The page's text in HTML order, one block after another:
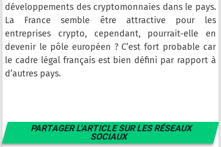
développements des cryptomonnaies dans le pays.
La France semble être attractive pour les
entreprises crypto, cependant, pourrait-elle en
devenir le pôle européen ? C’est fort probable car
le cadre légal français est bien défini par rapport à
d’autres pays.
PARTAGER L'ARTICLE SUR LES RÉSEAUX
SOCIAUX